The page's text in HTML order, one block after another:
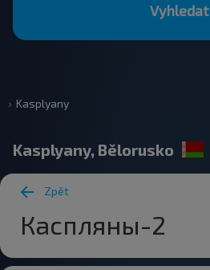
Vyhledat
Kasplyany
Kasplyany, Bělorusko
Zpět
Каспляны-2